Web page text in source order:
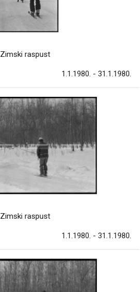
Zimski raspust
1.1.1980. - 31.1.1980.
Zimski raspust
1.1.1980. - 31.1.1980.